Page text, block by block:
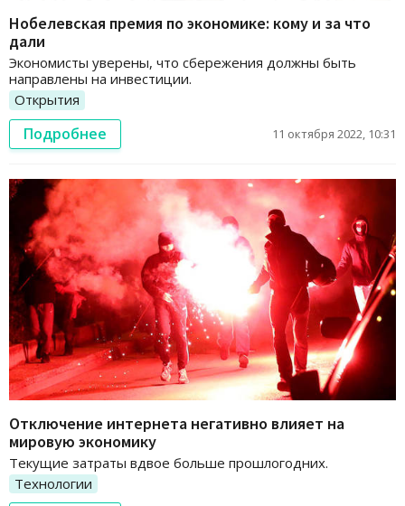
Нобелевская премия по экономике: кому и за что
дали
Экономисты уверены, что сбережения должны быть
направлены на инвестиции.
Открытия
Подробнее 11 октября 2022, 10:31
Отключение интернета негативно влияет на
мировую экономику
Текущие затраты вдвое больше прошлогодних.
Технологии